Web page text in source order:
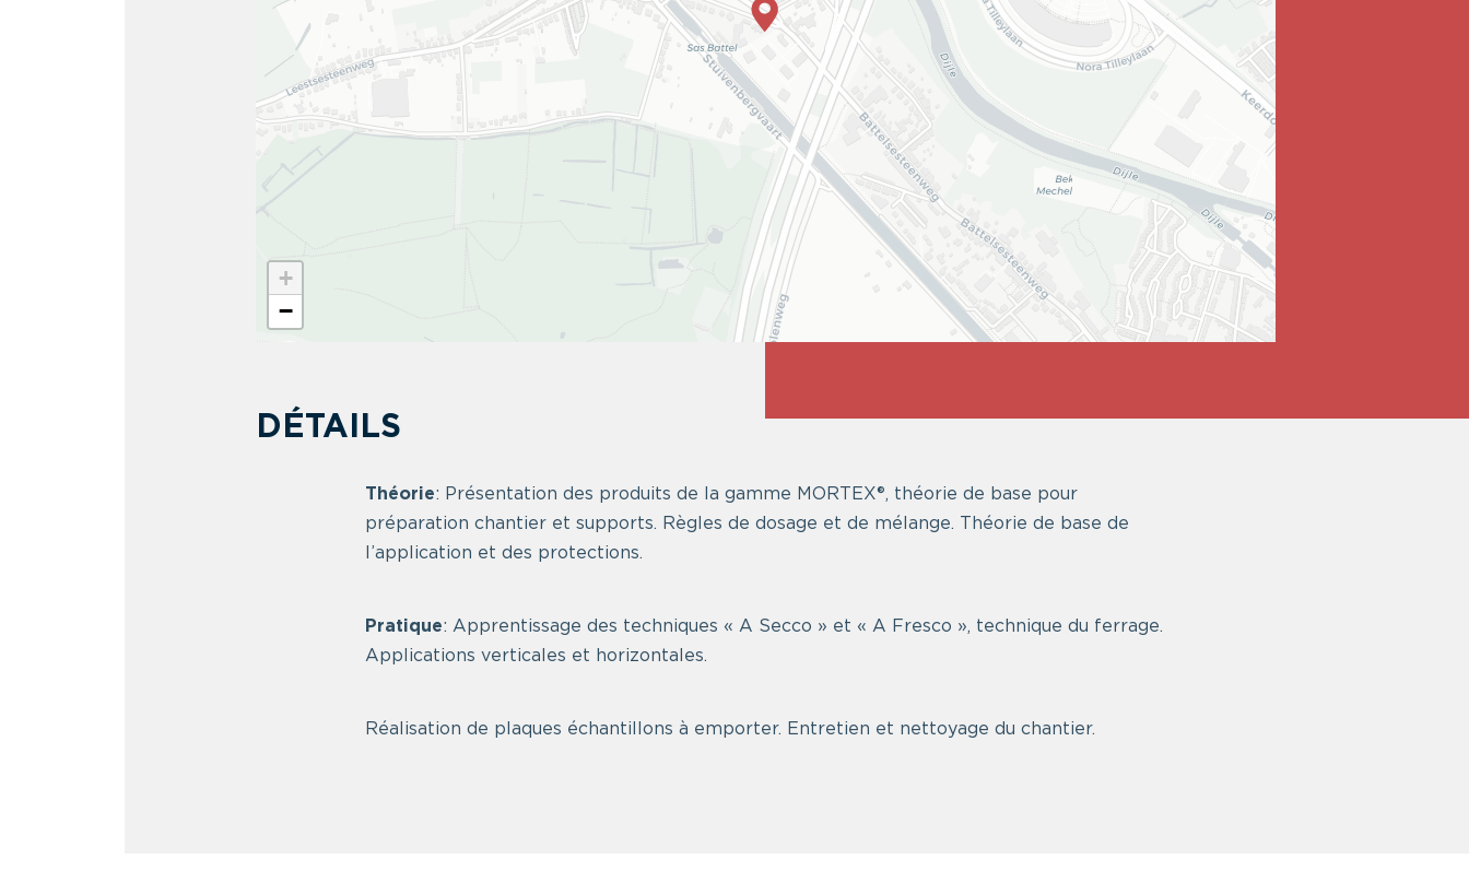
+
−
DÉTAILS
Théorie: Présentation des produits de la gamme MORTEX®, théorie de base pour
préparation chantier et supports. Règles de dosage et de mélange. Théorie de base de
l’application et des protections.
Pratique: Apprentissage des techniques « A Secco » et « A Fresco », technique du ferrage.
Applications verticales et horizontales.
Réalisation de plaques échantillons à emporter. Entretien et nettoyage du chantier.